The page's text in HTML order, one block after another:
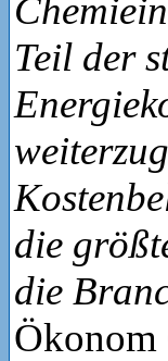
Teil der
die
die
Ökonom